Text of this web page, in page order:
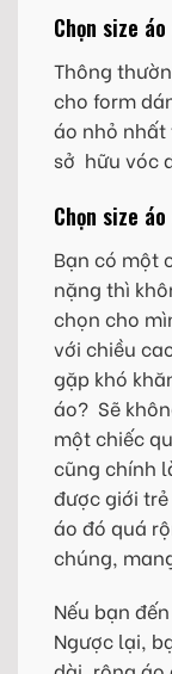
Chọn size
Thông
cho form
áo nhỏ nhất
sở hữu vóc
Chọn size
Bạn có một
nặng thì
chọn cho
với chiều
gặp khó
áo? Sẽ
một chiếc
cũng chính
được giới
áo đó quá
chúng,
Nếu bạn
Ngược lại,